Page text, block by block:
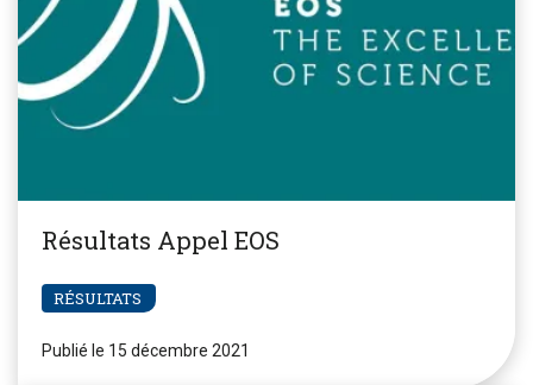
Résultats Appel EOS
RÉSULTATS
Publié le 15 décembre 2021